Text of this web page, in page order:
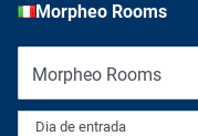
Morpheo Rooms
Morpheo Rooms
Dia de entrada